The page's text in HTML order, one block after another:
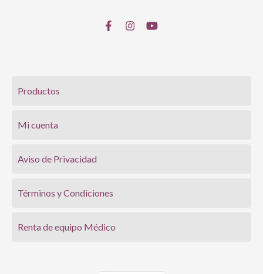
Productos
Mi cuenta
Aviso de Privacidad
Términos y Condiciones
Renta de equipo Médico